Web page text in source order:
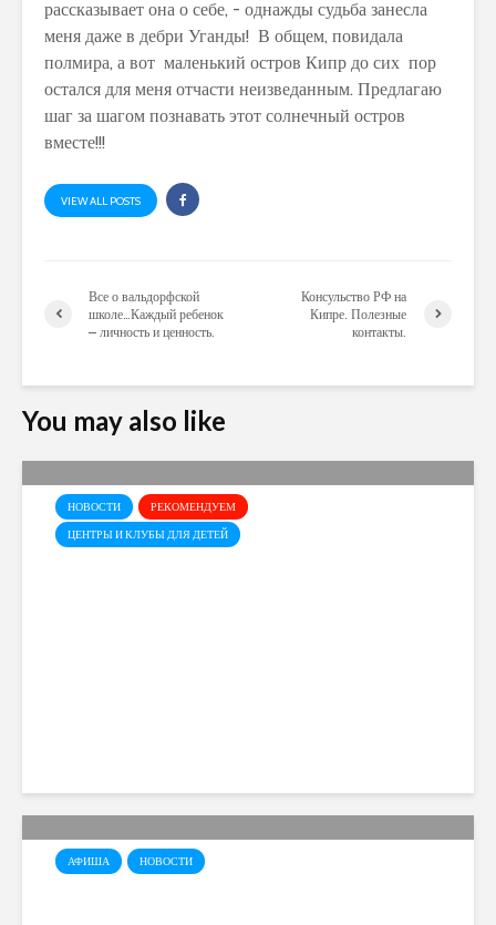
рассказывает она о себе, - однажды судьба занесла
меня даже в дебри Уганды! В общем, повидала
полмира, а вот маленький остров Кипр до сих пор
остался для меня отчасти неизведанным. Предлагаю
шаг за шагом познавать этот солнечный остров
вместе!!!
VIEW ALL POSTS
Все о вальдорфской
школе…Каждый ребенок
– личность и ценность.
Консульство РФ на
Кипре. Полезные
контакты.
You may also like
НОВОСТИ
РЕКОМЕНДУЕМ
ЦЕНТРЫ И КЛУБЫ ДЛЯ ДЕТЕЙ
АФИША НОВОСТИ